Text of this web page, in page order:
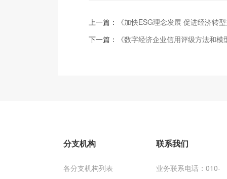
上一篇：
《加快ESG理念发展 促进经济
下一篇：
《数字经济企业信用评级方法和
分支机构
各分支机构列表
联系我们
业务联系电话：010-